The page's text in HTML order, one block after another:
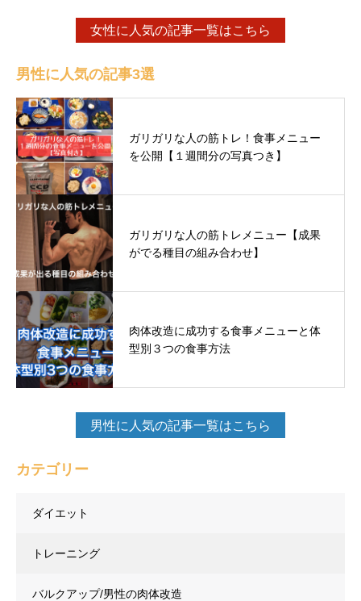
女性に人気の記事一覧はこちら
男性に人気の記事3選
ガリガリな人の筋トレ！食事メニュー
を公開【１週間分の写真つき】
ガリガリな人の筋トレメニュー【成果
がでる種目の組み合わせ】
肉体改造に成功する食事メニューと体
型別３つの食事方法
男性に人気の記事一覧はこちら
カテゴリー
ダイエット
トレーニング
バルクアップ/男性の肉体改造